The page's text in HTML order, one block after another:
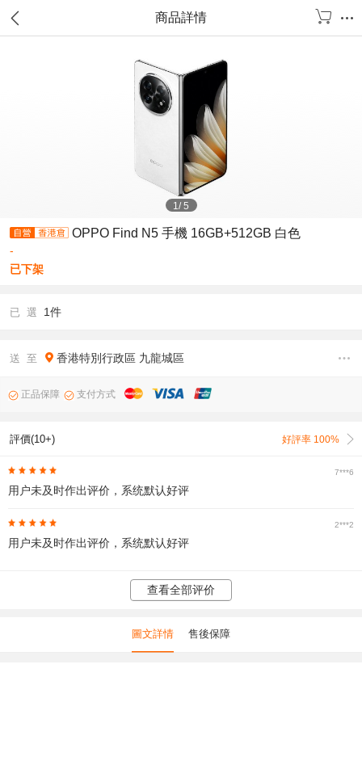
商品詳情
1/5
OPPO Find N5 手機 16GB+512GB 白色
-
已下架
已 選 1件
送 至 香港特別行政區 九龍城區
正品保障 支付方式
評價(10+) 好評率 100%
7***6
用户未及时作出评价，系统默认好评
2***2
用户未及时作出评价，系统默认好评
查看全部评价
圖文詳情 售後保障